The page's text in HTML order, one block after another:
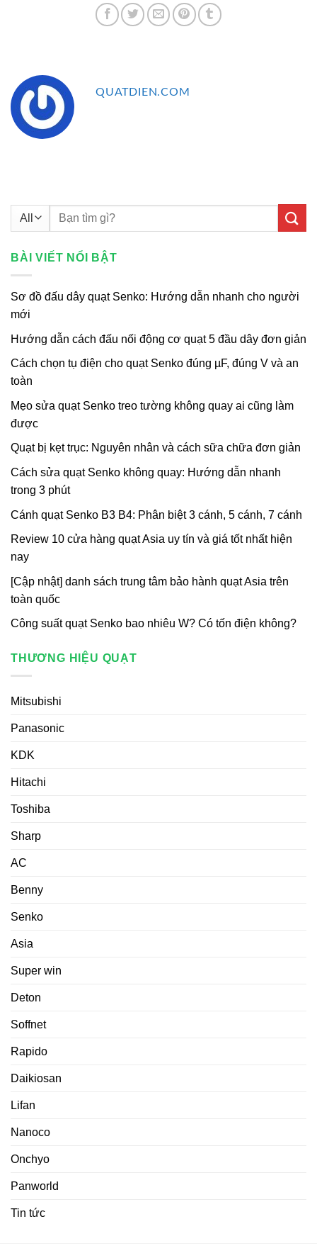
QUATDIEN.COM
Tìm
BÀI VIẾT NỔI BẬT
Sơ đồ đấu dây quạt Senko: Hướng dẫn nhanh cho người
mới
Hướng dẫn cách đấu nối động cơ quạt 5 đầu dây đơn giản
Cách chọn tụ điện cho quạt Senko đúng µF, đúng V và an
toàn
Mẹo sửa quạt Senko treo tường không quay ai cũng làm
được
Quạt bị kẹt trục: Nguyên nhân và cách sữa chữa đơn giản
Cách sửa quạt Senko không quay: Hướng dẫn nhanh
trong 3 phút
Cánh quạt Senko B3 B4: Phân biệt 3 cánh, 5 cánh, 7 cánh
Review 10 cửa hàng quạt Asia uy tín và giá tốt nhất hiện
nay
[Cập nhật] danh sách trung tâm bảo hành quạt Asia trên
toàn quốc
Công suất quạt Senko bao nhiêu W? Có tốn điện không?
THƯƠNG HIỆU QUẠT
Mitsubishi
Panasonic
KDK
Hitachi
Toshiba
Sharp
AC
Benny
Senko
Asia
Super win
Deton
Soffnet
Rapido
Daikiosan
Lifan
Nanoco
Onchyo
Panworld
Tin tức